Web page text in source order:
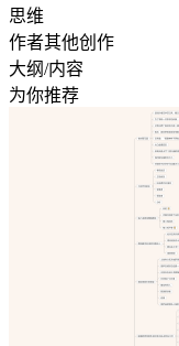
思维
作者其他创作
大纲/内容
为你推荐